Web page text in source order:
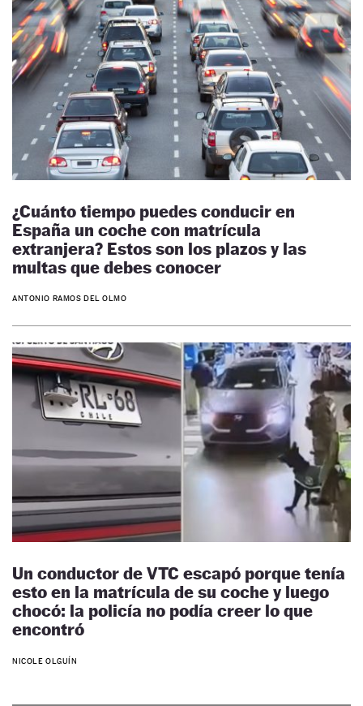
¿Cuánto tiempo puedes conducir en
España un coche con matrícula
extranjera? Estos son los plazos y las
multas que debes conocer
ANTONIO RAMOS DEL OLMO
Un conductor de VTC escapó porque tenía
esto en la matrícula de su coche y luego
chocó: la policía no podía creer lo que
encontró
NICOLE OLGUÍN